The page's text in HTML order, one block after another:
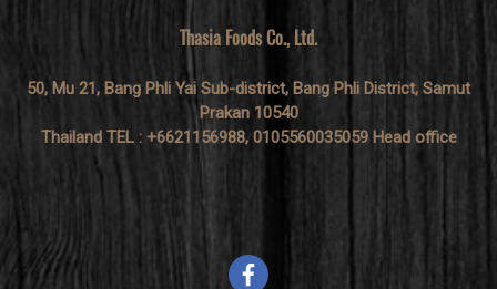
Thasia Foods Co., Ltd.
50, Mu 21, Bang Phli Yai Sub-district, Bang Phli District, Samut
Prakan 10540
Thailand TEL : +6621156988, 0105560035059 Head office